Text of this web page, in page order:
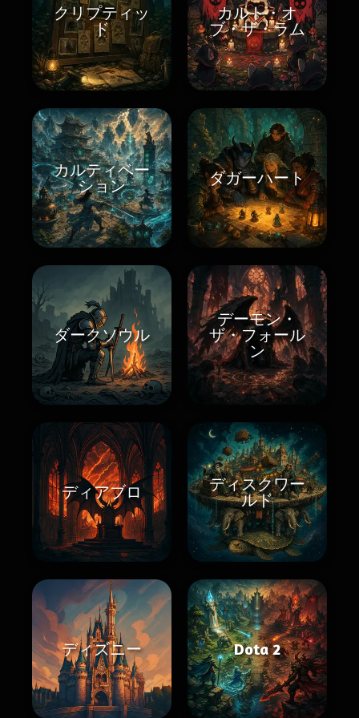
クリプティッ
ド
カルト・オ
ブ・ザ・ラム
カルティベー
ション
ダガーハート
ダークソウル
デーモン・
ザ・フォール
ン
ディアブロ
ディスクワー
ルド
ディズニー Dota 2